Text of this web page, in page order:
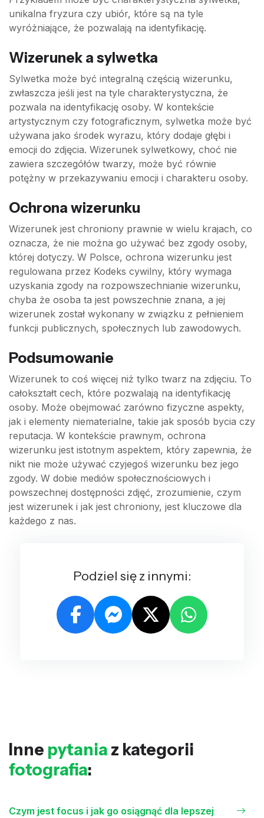
unikalna fryzura czy ubiór, które są na tyle
wyróżniające, że pozwalają na identyfikację.
Wizerunek a sylwetka
Sylwetka może być integralną częścią wizerunku,
zwłaszcza jeśli jest na tyle charakterystyczna, że
pozwala na identyfikację osoby. W kontekście
artystycznym czy fotograficznym, sylwetka może być
używana jako środek wyrazu, który dodaje głębi i
emocji do zdjęcia. Wizerunek sylwetkowy, choć nie
zawiera szczegółów twarzy, może być równie
potężny w przekazywaniu emocji i charakteru osoby.
Ochrona wizerunku
Wizerunek jest chroniony prawnie w wielu krajach, co
oznacza, że nie można go używać bez zgody osoby,
której dotyczy. W Polsce, ochrona wizerunku jest
regulowana przez Kodeks cywilny, który wymaga
uzyskania zgody na rozpowszechnianie wizerunku,
chyba że osoba ta jest powszechnie znana, a jej
wizerunek został wykonany w związku z pełnieniem
funkcji publicznych, społecznych lub zawodowych.
Podsumowanie
Wizerunek to coś więcej niż tylko twarz na zdjęciu. To
całokształt cech, które pozwalają na identyfikację
osoby. Może obejmować zarówno fizyczne aspekty,
jak i elementy niematerialne, takie jak sposób bycia czy
reputacja. W kontekście prawnym, ochrona
wizerunku jest istotnym aspektem, który zapewnia, że
nikt nie może używać czyjegoś wizerunku bez jego
zgody. W dobie mediów społecznościowych i
powszechnej dostępności zdjęć, zrozumienie, czym
jest wizerunek i jak jest chroniony, jest kluczowe dla
każdego z nas.
Podziel się z innymi:
Inne pytania z kategorii
fotografia:
Czym jest focus i jak go osiągnąć dla lepszej